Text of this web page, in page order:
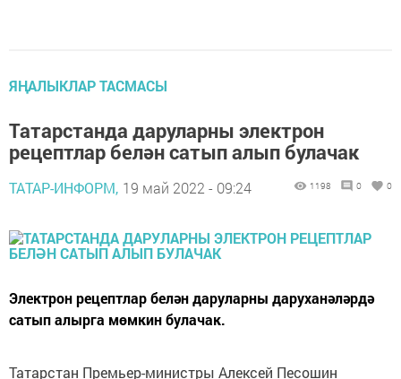
ЯҢАЛЫКЛАР ТАСМАСЫ
Татарстанда даруларны электрон
рецептлар белән сатып алып булачак
ТАТАР-ИНФОРМ, 19 май 2022 - 09:24 1198 0 0
Электрон рецептлар белән даруларны даруханәләрдә
сатып алырга мөмкин булачак.
Татарстан Премьер-министры Алексей Песошин